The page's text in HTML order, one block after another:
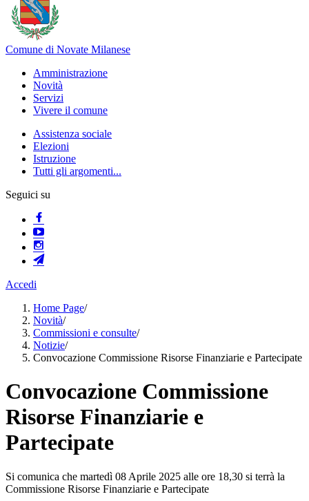
Comune di Novate Milanese
Amministrazione
Novità
Servizi
Vivere il comune
Assistenza sociale
Elezioni
Istruzione
Tutti gli argomenti...
Seguici su
Accedi
Home Page/
Novità/
Commissioni e consulte/
Notizie/
Convocazione Commissione Risorse Finanziarie e Partecipate
Convocazione Commissione
Risorse Finanziarie e
Partecipate
Si comunica che martedì 08 Aprile 2025 alle ore 18,30 si terrà la
Commissione Risorse Finanziarie e Partecipate